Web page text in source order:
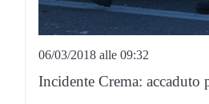
06/03/2018 alle 09:32
Incidente Crema: accaduto